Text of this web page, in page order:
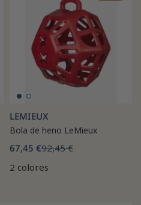
LEMIEUX
Bola de heno LeMieux
67,45 €92,45 €
2 colores